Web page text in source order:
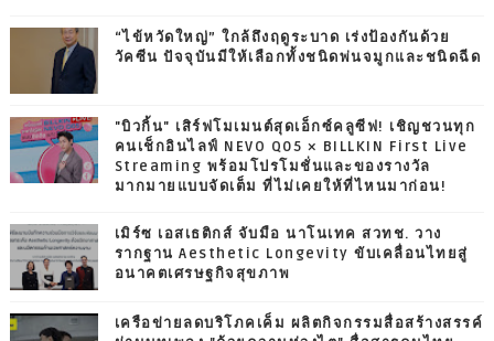
“ไข้หวัดใหญ่” ใกล้ถึงฤดูระบาด เร่งป้องกันด้วย
วัคซีน ปัจจุบันมีให้เลือกทั้งชนิดพ่นจมูกและชนิดฉีด
"บิวกิ้น" เสิร์ฟโมเมนต์สุดเอ็กซ์คลูซีฟ! เชิญชวนทุก
คนเช็กอินไลฟ์ NEVO Q05 × BILLKIN First Live
Streaming พร้อมโปรโมชั่นและของรางวัล
มากมายแบบจัดเต็ม ที่ไม่เคยให้ที่ไหนมาก่อน!
เมิร์ซ เอสเธติกส์ จับมือ นาโนเทค สวทช. วาง
รากฐาน Aesthetic Longevity ขับเคลื่อนไทยสู่
อนาคตเศรษฐกิจสุขภาพ
เครือข่ายลดบริโภคเค็ม ผลิตกิจกรรมสื่อสร้างสรรค์